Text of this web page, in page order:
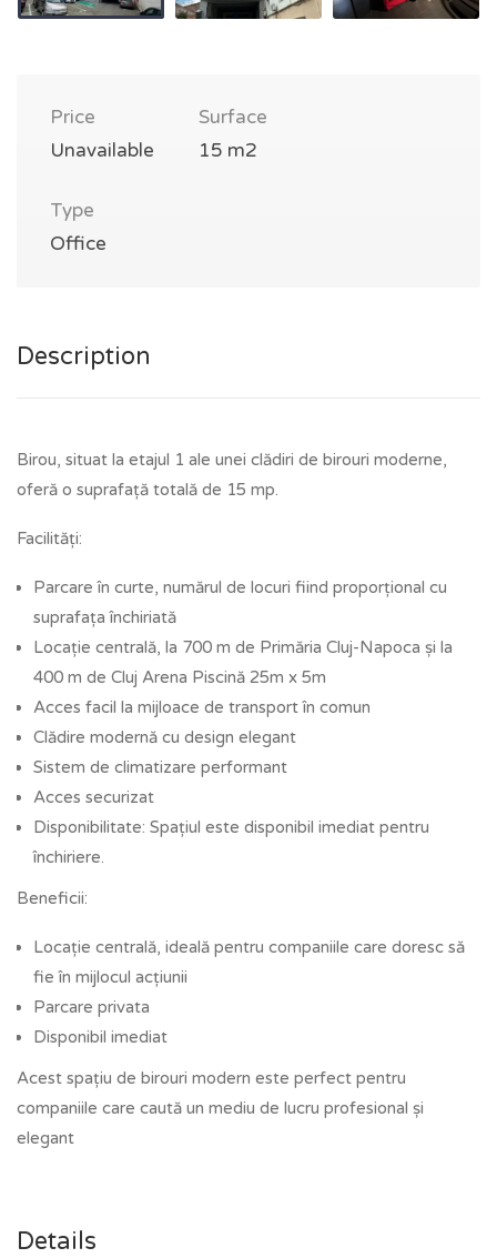
Price
Unavailable
Surface
15 m2
Type
Office
Description
Birou, situat la etajul 1 ale unei clădiri de birouri moderne,
oferă o suprafață totală de 15 mp.
Facilități:
Parcare în curte, numărul de locuri fiind proporțional cu
suprafața închiriată
Locație centrală, la 700 m de Primăria Cluj-Napoca și la
400 m de Cluj Arena Piscină 25m x 5m
Acces facil la mijloace de transport în comun
Clădire modernă cu design elegant
Sistem de climatizare performant
Acces securizat
Disponibilitate: Spațiul este disponibil imediat pentru
închiriere.
Beneficii:
Locație centrală, ideală pentru companiile care doresc să
fie în mijlocul acțiunii
Parcare privata
Disponibil imediat
Acest spațiu de birouri modern este perfect pentru
companiile care caută un mediu de lucru profesional și
elegant
Details